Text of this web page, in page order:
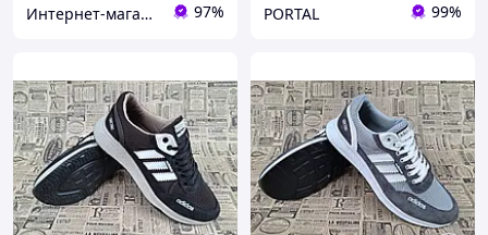
Интернет-магазин «Step Master» 97% PORTAL 99%